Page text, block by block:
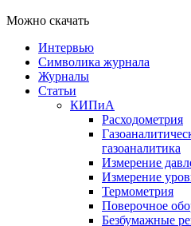
Можно скачать
Интервью
Символика журнала
Журналы
Статьи
КИПиА
Расходометрия
газоаналитика
Измерение
Измерение
Термометрия
Поверочное
Безбумажные